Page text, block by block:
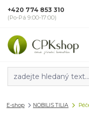
+420 774 853 310
(Po-Pá 9:00-17:00)
E-shop NOBILIS TILIA